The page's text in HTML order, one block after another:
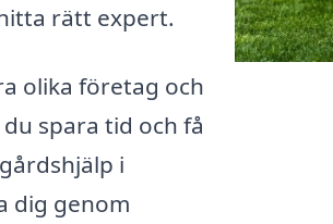
rätt expert.
olika företag och
spara tid och få
i
dig genom